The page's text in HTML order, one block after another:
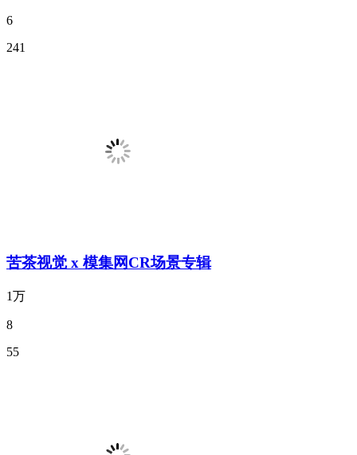
6
241
苦茶视觉 x 模集网CR场景专辑
1万
8
55